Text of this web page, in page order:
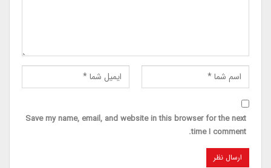
Save my name, email, and website in this browser for the next
time I comment.